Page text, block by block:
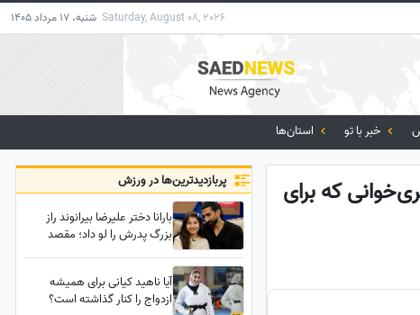
Saturday, August 08, 2026 شنبه، 17 مرداد 1405
خبر با تو استان‌ها
که برای
پربازدید‌ترین‌ها در ورزش
بارانا دختر علیرضا بیرانوند راز
بزرگ پدرش را لو داد؛ مقصد
آیا ناهید کیانی برای همیشه
ازدواج را کنار گذاشته است؟